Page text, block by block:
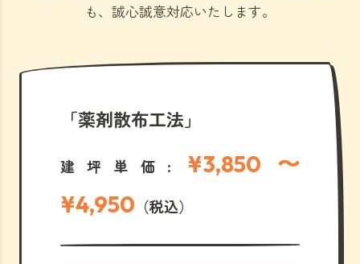
も、誠心誠意対応いたします。
「薬剤散布工法」
建坪単価: ¥3,850 〜
¥4,950 （税込）